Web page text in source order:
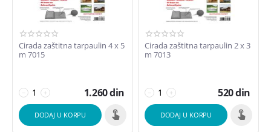
Cirada zaštitna tarpaulin 4 x 5
m 7015
+
− 1.260din
DODAJ U KORPU
Cirada zaštitna tarpaulin 2 x 3
m 7013
+
− 520din
DODAJ U KORPU